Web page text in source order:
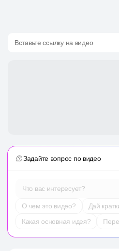
Вставьте ссылку на видео
Задайте вопрос по видео
Что вас интересует?
О чем это видео?
Дай
Какая основная идея?